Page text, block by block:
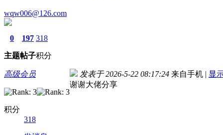
wqw006@126.com
0
主题
197
帖子
318
积分
高级会员
积分
318
发表于 2026-5-22 08:17:24 来自手机 | 显
谢谢大佬分享